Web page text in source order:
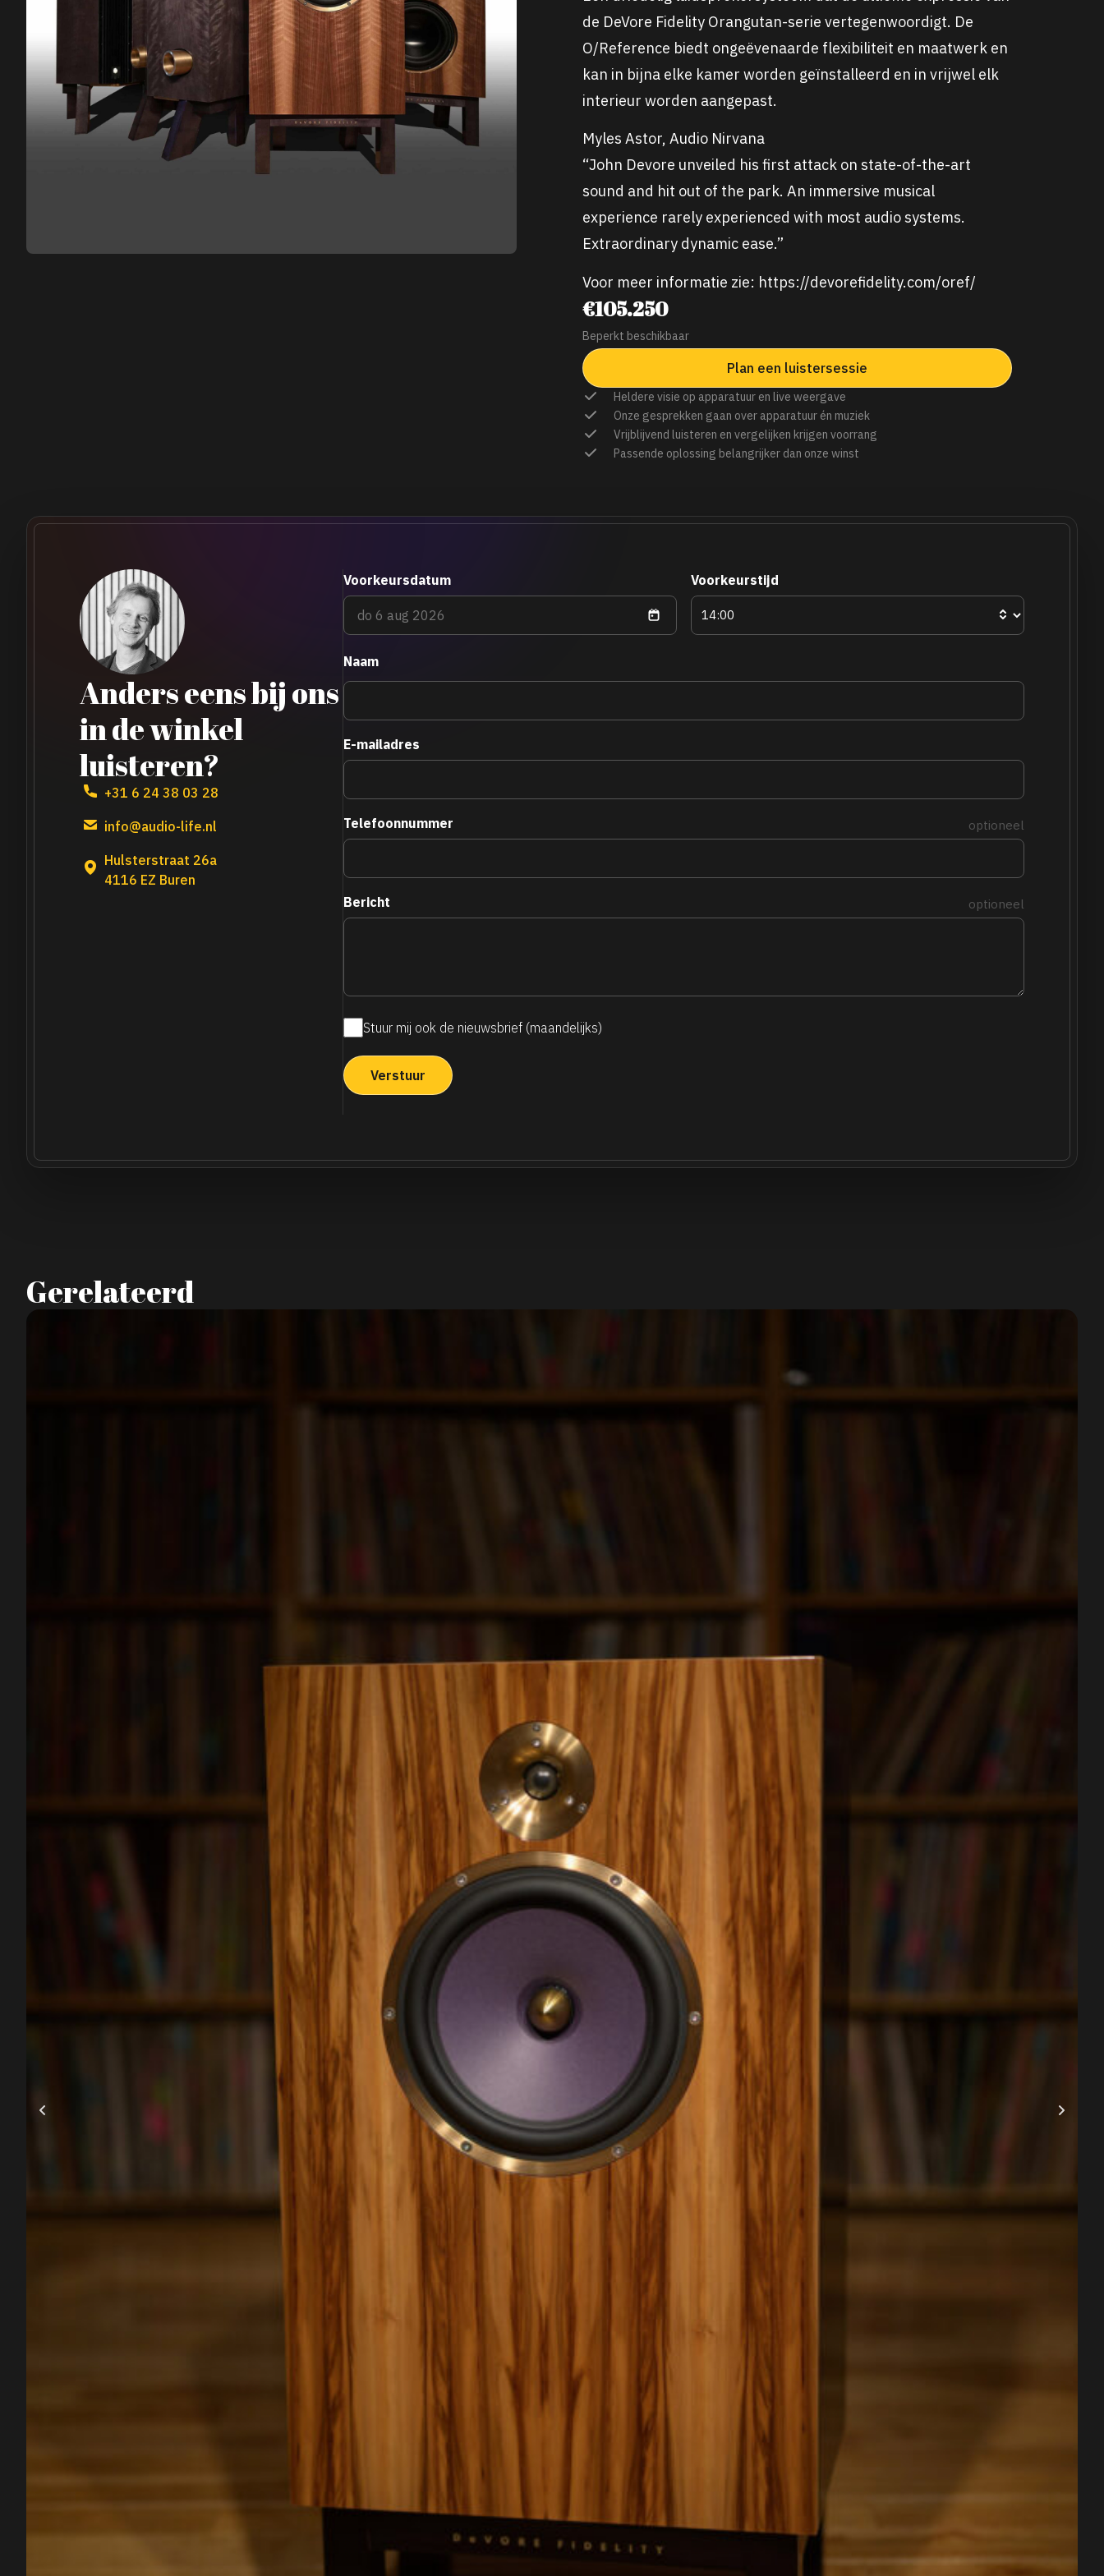
de DeVore Fidelity Orangutan-serie vertegenwoordigt. De
O/Reference biedt ongeëvenaarde flexibiliteit en maatwerk en
kan in bijna elke kamer worden geïnstalleerd en in vrijwel elk
interieur worden aangepast.
Myles Astor, Audio Nirvana
“John Devore unveiled his first attack on state-of-the-art
sound and hit out of the park. An immersive musical
experience rarely experienced with most audio systems.
Extraordinary dynamic ease.”
Voor meer informatie zie: https://devorefidelity.com/oref/
€105.250
Beperkt beschikbaar
Plan een luistersessie
Heldere visie op apparatuur en live weergave
Onze gesprekken gaan over apparatuur én muziek
Vrijblijvend luisteren en vergelijken krijgen voorrang
Passende oplossing belangrijker dan onze winst
Anders eens bij ons
in de winkel
luisteren?
+31 6 24 38 03 28
info@audio-life.nl
Hulsterstraat 26a
4116 EZ Buren
Voorkeursdatum Voorkeurstijd
Naam
E-mailadres
Telefoonnummer optioneel
Bericht optioneel
Maandelijkse
nieuwsbrief
Stuur mij ook de nieuwsbrief (maandelijks)
Gerelateerd